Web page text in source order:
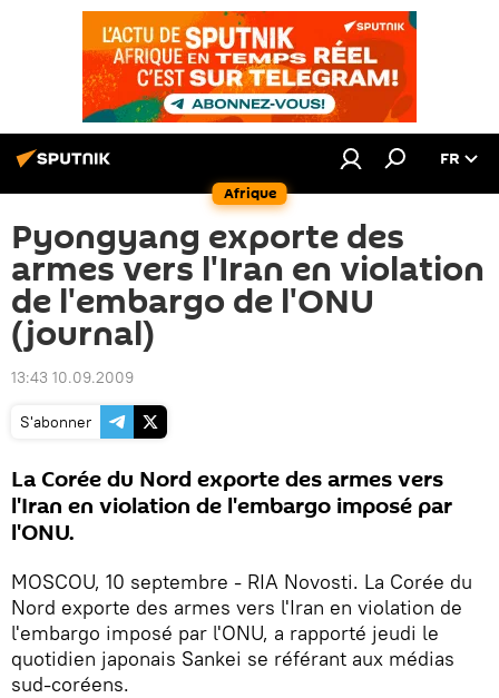
Afrique
FR
Pyongyang exporte des
armes vers l'Iran en violation
de l'embargo de l'ONU
(journal)
13:43 10.09.2009
S'abonner
La Corée du Nord exporte des armes vers
l'Iran en violation de l'embargo imposé par
l'ONU.
MOSCOU, 10 septembre - RIA Novosti. La Corée du
Nord exporte des armes vers l'Iran en violation de
l'embargo imposé par l'ONU, a rapporté jeudi le
quotidien japonais Sankei se référant aux médias
sud-coréens.